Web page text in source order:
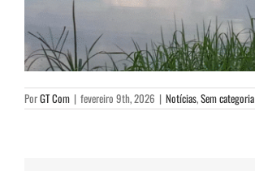
PorGT Com | fevereiro 9th, 2026 | Notícias,Sem categoria